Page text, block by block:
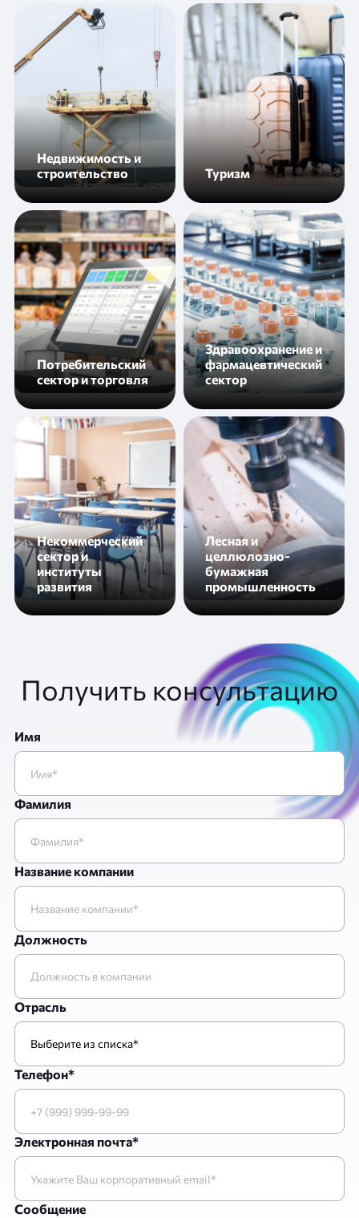
Недвижимость и
строительство
Туризм
Потребительский
сектор и торговля
Здравоохранение и
фармацевтический
сектор
Некоммерческий
сектор и
институты
развития
Лесная и
целлюлозно-
бумажная
промышленность
Получить консультацию
Имя
Фамилия
Название компании
Должность
Отрасль
Телефон*
Электронная почта*
Сообщение